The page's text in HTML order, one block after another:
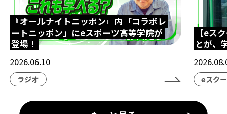
『オールナイトニッポン』内「コラボレ
ートニッポン」にeスポーツ高等学院が
登場！
2026.06.10
ラジオ
【eス
とが、
eスク